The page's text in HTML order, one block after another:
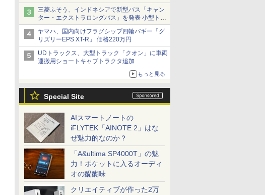
車両を通行可能に
三菱ふそう、インドネシアで新型バス「キャン
ター・エクストラロングバス」を発表 小型トラ
ックベースの観光・旅客輸送向けバス
ヤマハ、国内向けフラグシップ四輪バギー「グ
リズリーEPS XT-R」 価格220万円
UDトラックス、大型トラック「クオン」に車両
運搬用ショートキャブトラクタ追加
もっと見る
Special Site
AIスマートノートの
iFLYTEK「AINOTE 2」はな
ぜ魅力的なのか？
「A&ultima SP4000T」の魅
力！ポケットに入るオーディ
オの醍醐味
クリエイティブが作った2万